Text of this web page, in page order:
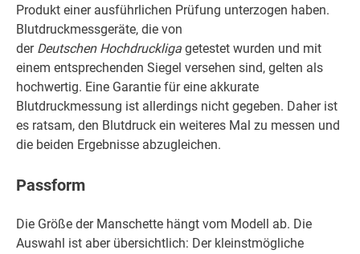
Produkt einer ausführlichen Prüfung unterzogen haben.
Blutdruckmessgeräte, die von
der Deutschen Hochdruckliga getestet wurden und mit
einem entsprechenden Siegel versehen sind, gelten als
hochwertig. Eine Garantie für eine akkurate
Blutdruckmessung ist allerdings nicht gegeben. Daher ist
es ratsam, den Blutdruck ein weiteres Mal zu messen und
die beiden Ergebnisse abzugleichen.
Passform
Die Größe der Manschette hängt vom Modell ab. Die
Auswahl ist aber übersichtlich: Der kleinstmögliche